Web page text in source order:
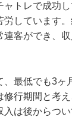
ャトレで成功
労しています
連客ができ、
、最低でも3ヶ
修行期間と考
入は後からつい